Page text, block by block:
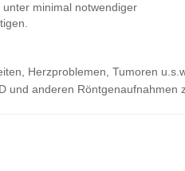
minimal notwendiger
Herzproblemen, Tumoren
und anderen Röntgenaufnahmen